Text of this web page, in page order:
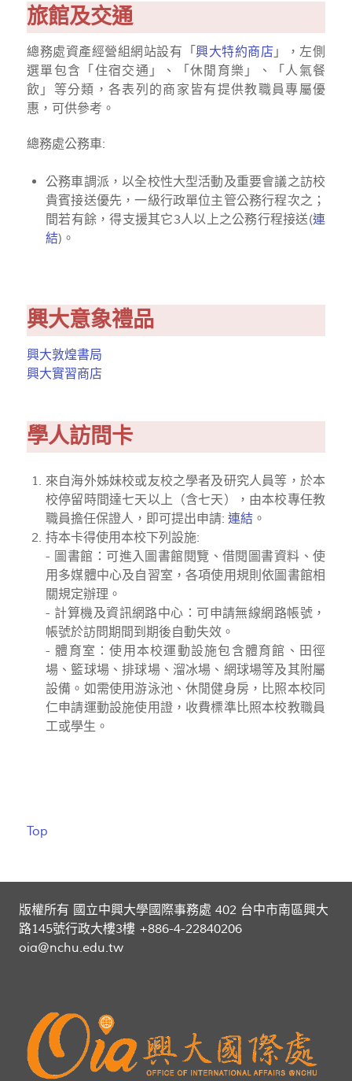
旅館及交通
總務處資產經營組網站設有「興大特約商店 」，左側
選單包含「住宿交通」、「休閒育樂」、「人氣餐
飲」等分類，各表列的商家皆有提供教職員專屬優
惠，可供參考。
總務處公務車:
公務車調派，以全校性大型活動及重要會議之訪校
貴賓接送優先，一級行政單位主管公務行程次之；
間若有餘，得支援其它3人以上之公務行程接送(連
結)。
興大意象禮品
興大敦煌書局
興大實習商店
學人訪問卡
來自海外姊妹校或友校之學者及研究人員等，於本
校停留時間達七天以上（含七天），由本校專任教
職員擔任保證人，即可提出申請: 連結 。
持本卡得使用本校下列設施:
- 圖書館：可進入圖書館閱覽、借閱圖書資料、使
用多媒體中心及自習室，各項使用規則依圖書館相
關規定辦理。
- 計算機及資訊網路中心：可申請無線網路帳號，
帳號於訪問期間到期後自動失效。
- 體育室：使用本校運動設施包含體育館、田徑
場、籃球場、排球場、溜冰場、網球場等及其附屬
設備。如需使用游泳池、休閒健身房，比照本校同
仁申請運動設施使用證，收費標準比照本校教職員
工或學生。
Top
版權所有 國立中興大學國際事務處 402 台中市南區興大
路145號行政大樓3樓 +886-4-22840206
oia@nchu.edu.tw